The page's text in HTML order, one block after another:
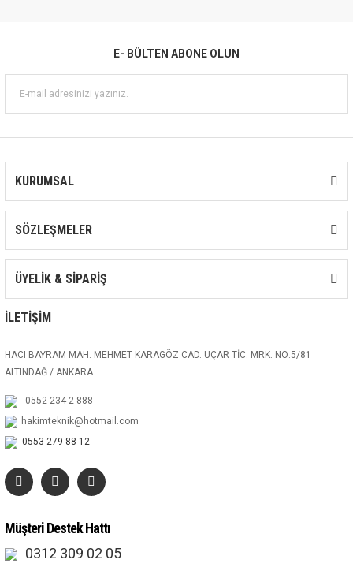
E- BÜLTEN ABONE OLUN
KURUMSAL
SÖZLEŞMELER
ÜYELİK & SİPARİŞ
İLETİŞİM
HACI BAYRAM MAH. MEHMET KARAGÖZ CAD. UÇAR TİC. MRK. NO:5/81
ALTINDAĞ / ANKARA
0552 234 2 888
hakimteknik@hotmail.com
0553 279 88 12
Müşteri Destek Hattı
0312 309 02 05